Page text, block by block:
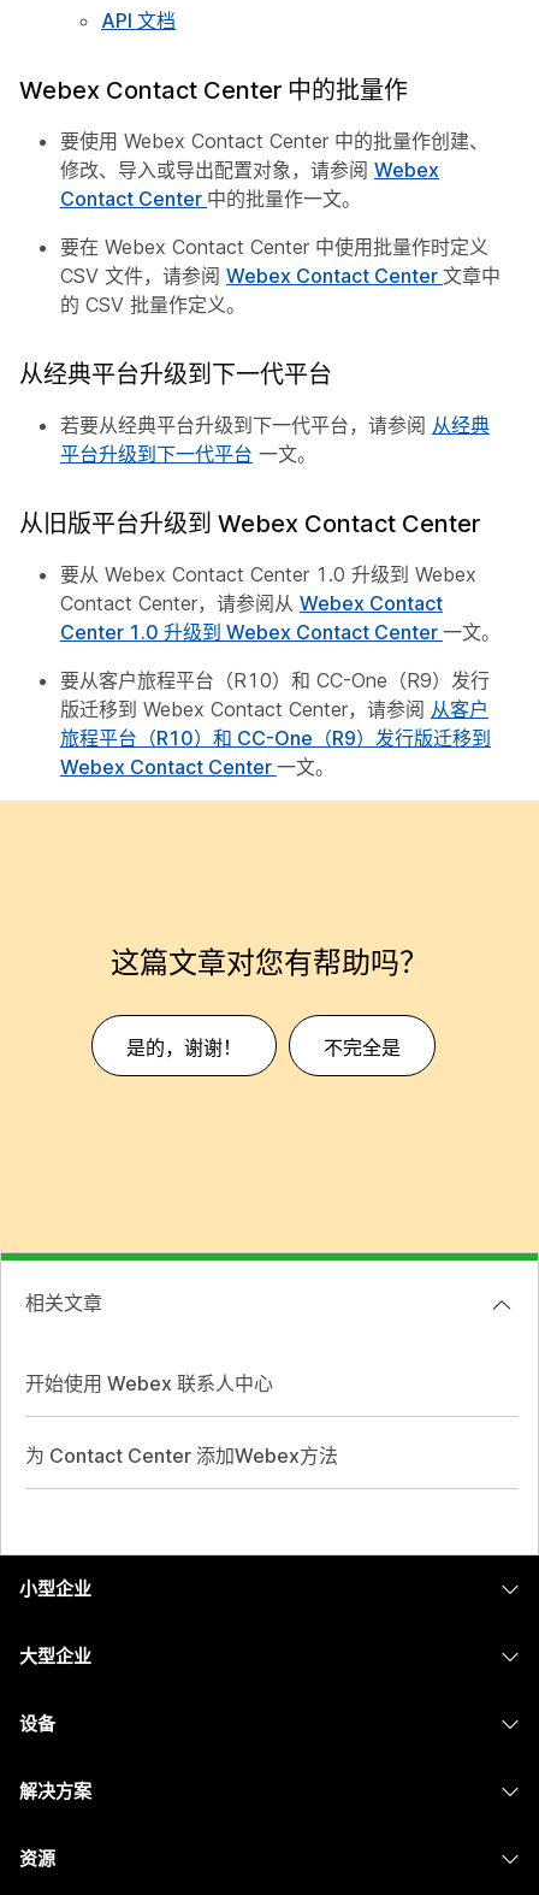
API 文档
Webex Contact Center 中的批量作
要使用 Webex Contact Center 中的批量作创建、
修改、导入或导出配置对象，请参阅 Webex
Contact Center 中的批量作一文。
要在 Webex Contact Center 中使用批量作时定义
CSV 文件，请参阅 Webex Contact Center 文章中
的 CSV 批量作定义。
从经典平台升级到下一代平台
若要从经典平台升级到下一代平台，请参阅 从经典
平台升级到下一代平台 一文。
从旧版平台升级到 Webex Contact Center
要从 Webex Contact Center 1.0 升级到 Webex
Contact Center，请参阅从 Webex Contact
Center 1.0 升级到 Webex Contact Center 一文。
要从客户旅程平台（R10）和 CC-One（R9）发行
版迁移到 Webex Contact Center，请参阅 从客户
旅程平台（R10）和 CC-One（R9）发行版迁移到
Webex Contact Center 一文。
这篇文章对您有帮助吗？
是的，谢谢！ 不完全是
相关文章
开始使用 Webex 联系人中心
为 Contact Center 添加Webex方法
小型企业
大型企业
设备
解决方案
资源